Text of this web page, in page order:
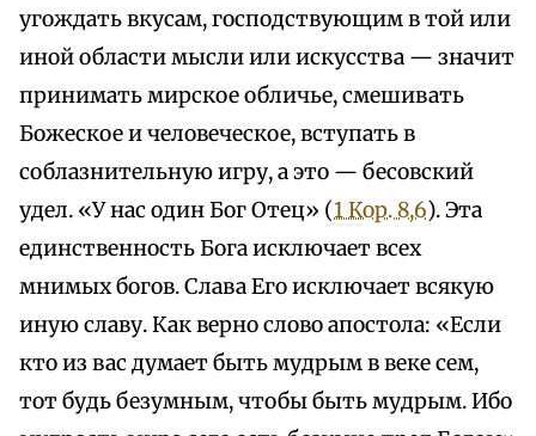
угождать вкусам, господствующим в той или
иной области мысли или искусства — значит
принимать мирское обличье, смешивать
Божеское и человеческое, вступать в
соблазнительную игру, а это — бесовский
удел. «У нас один Бог Отец» (1 Кор. 8,6). Эта
единственность Бога исключает всех
мнимых богов. Слава Его исключает всякую
иную славу. Как верно слово апостола: «Если
кто из вас думает быть мудрым в веке сем,
тот будь безумным, чтобы быть мудрым. Ибо